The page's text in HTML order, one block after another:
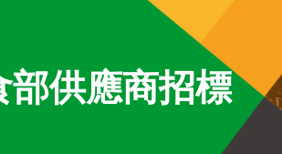
供應商招標